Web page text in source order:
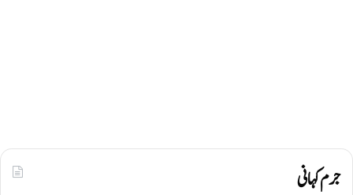
جرم کہانی